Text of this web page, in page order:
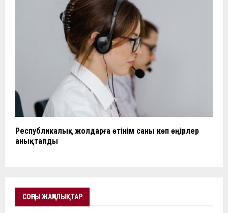
Республикалық жолдарға өтінім саны көп өңірлер
анықталды
СОҢҒЫ ЖАҢАЛЫҚТАР